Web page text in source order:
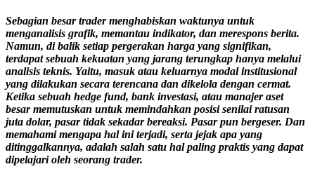
Sebagian besar trader menghabiskan waktunya untuk
menganalisis grafik, memantau indikator, dan merespons berita.
Namun, di balik setiap pergerakan harga yang signifikan,
terdapat sebuah kekuatan yang jarang terungkap hanya melalui
analisis teknis. Yaitu, masuk atau keluarnya modal institusional
yang dilakukan secara terencana dan dikelola dengan cermat.
Ketika sebuah hedge fund, bank investasi, atau manajer aset
besar memutuskan untuk memindahkan posisi senilai ratusan
juta dolar, pasar tidak sekadar bereaksi. Pasar pun bergeser. Dan
memahami mengapa hal ini terjadi, serta jejak apa yang
ditinggalkannya, adalah salah satu hal paling praktis yang dapat
dipelajari oleh seorang trader.